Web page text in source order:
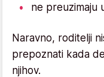
ne preuzimaju
Naravno, roditelji
prepoznati kada
njihov.